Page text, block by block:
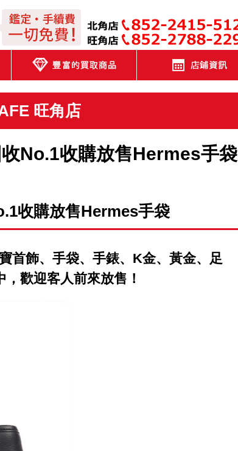
旺角店
No.1收購放售Hermes手袋
收購放售Hermes手袋
首飾、手袋、手錶、K金、黃金、足
歡迎客人前來放售！